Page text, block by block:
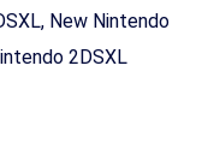
New Nintendo
2DSXL